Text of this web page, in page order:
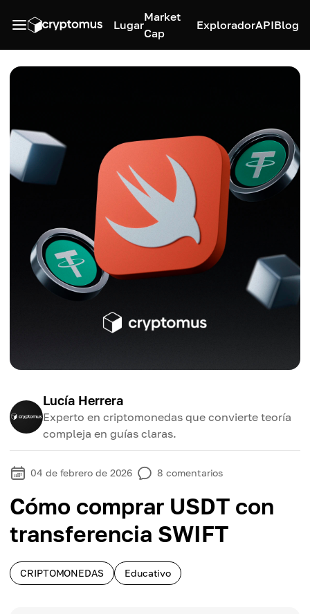
Lugar
Market
Cap
ExploradorAPIBlog
Lucía Herrera
Experto en criptomonedas que convierte teoría
compleja en guías claras.
04 de febrero de 2026 8 comentarios
Cómo comprar USDT con
transferencia SWIFT
CRIPTOMONEDAS Educativo